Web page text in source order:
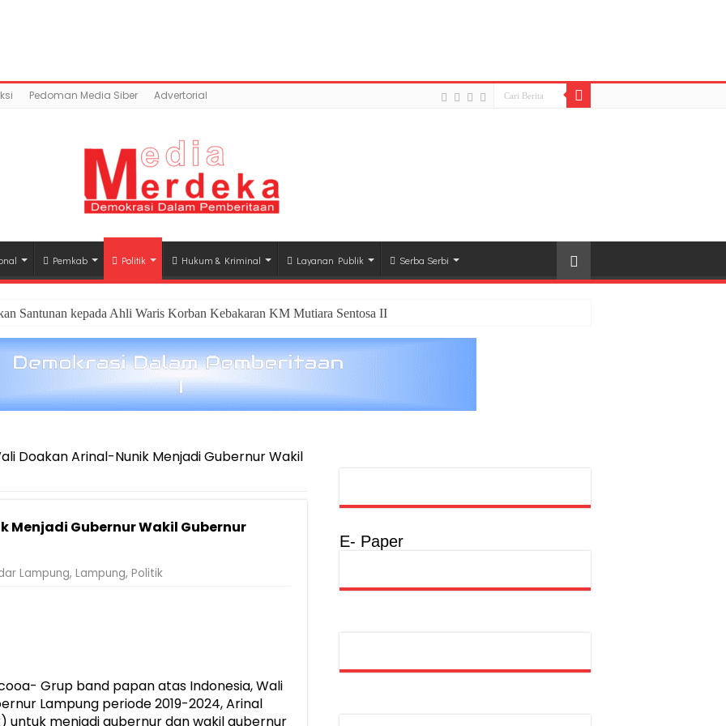
Pedoman Media Siber Advertorial
Pemkab Politik Hukum & Kriminal Layanan Publik Serba Serbi
Santunan kepada Ahli Waris Korban Kebakaran KM Mutiara Sentosa II
Doakan Arinal-Nunik Menjadi Gubernur Wakil
Menjadi Gubernur Wakil Gubernur
Lampung, Lampung, Politik
Grup band papan atas Indonesia, Wali
Lampung periode 2019-2024, Arinal
untuk menjadi gubernur dan wakil gubernur
E- Paper